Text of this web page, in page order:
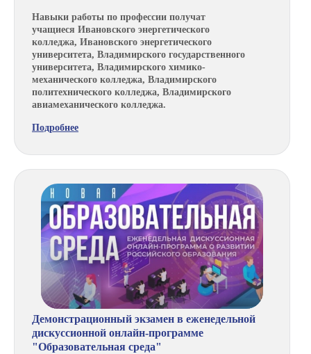
Навыки работы по профессии получат
учащиеся Ивановского энергетического
колледжа, Ивановского энергетического
университета, Владимирского государственного
университета, Владимирского химико-
механического колледжа, Владимирского
политехнического колледжа, Владимирского
авиамеханического колледжа.
Подробнее
Демонстрационный экзамен в еженедельной
дискуссионной онлайн-программе
"Образовательная среда"